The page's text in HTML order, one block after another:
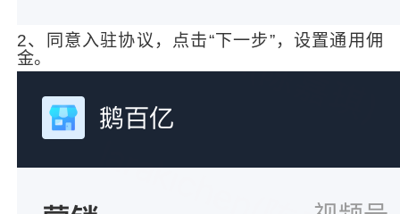
2、同意入驻协议，点击“下一步”，设置通用佣
金。